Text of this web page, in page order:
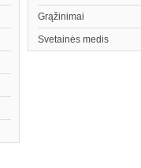
Grąžinimai
Svetainės medis